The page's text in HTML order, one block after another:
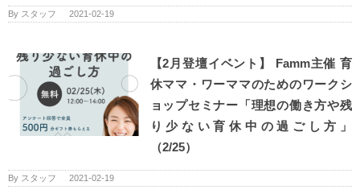
By スタッフ 2021-02-19
【2月登壇イベント】 Famm主催 育
休ママ・ワーママのためのワークシ
ョップセミナー「理想の働き方や残
り少ない育休中の過ごし方」
（2/25）
By スタッフ 2021-02-19